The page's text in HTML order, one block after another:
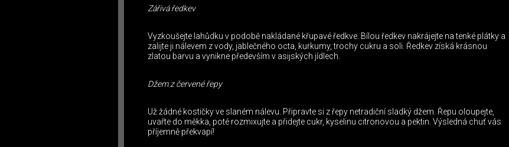
Zářivá ředkev
Vyzkoušejte lahůdku v podobě nakládané křupavé ředkve. Bílou ředkev nakrájejte na tenké plátky a
zalijte ji nálevem z vody, jablečného octa, kurkumy, trochy cukru a soli. Ředkev získá krásnou
zlatou barvu a vynikne především v asijských jídlech.
Džem z červené řepy
Už žádné kostičky ve slaném nálevu. Připravte si z řepy netradiční sladký džem. Řepu oloupejte,
uvařte do měkka, poté rozmixujte a přidejte cukr, kyselinu citronovou a pektin. Výsledná chuť vás
příjemně překvapí!